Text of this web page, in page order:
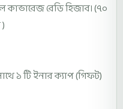
রেডি হিজাব। (৭০
১ টি ইনার ক্যাপ (গিফট)